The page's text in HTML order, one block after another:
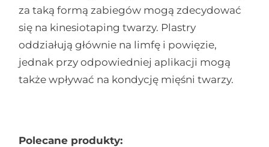
za taką formą zabiegów mogą zdecydować
się na kinesiotaping twarzy. Plastry
oddziałują głównie na limfę i powięzie,
jednak przy odpowiedniej aplikacji mogą
także wpływać na kondycję mięśni twarzy.
Polecane produkty: